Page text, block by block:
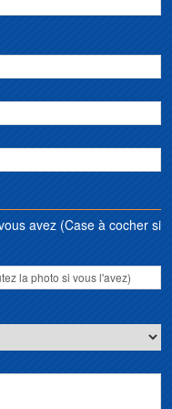
avez (Case à cocher si